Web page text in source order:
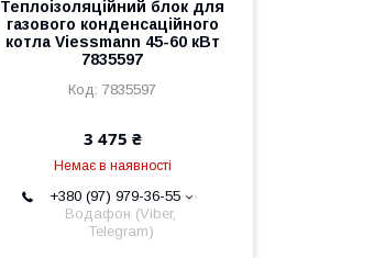
Теплоізоляційний блок для
газового конденсаційного
котла Viessmann 45-60 кВт
7835597
7835597
3 475 ₴
Немає в наявності
+380 (97) 979-36-55
Водафон (Viber,
Telegram)